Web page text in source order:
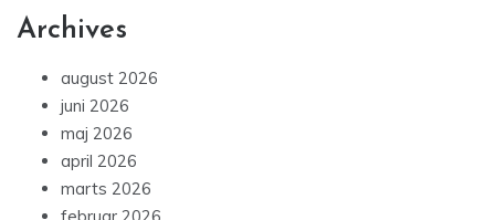
Archives
august 2026
juni 2026
maj 2026
april 2026
marts 2026